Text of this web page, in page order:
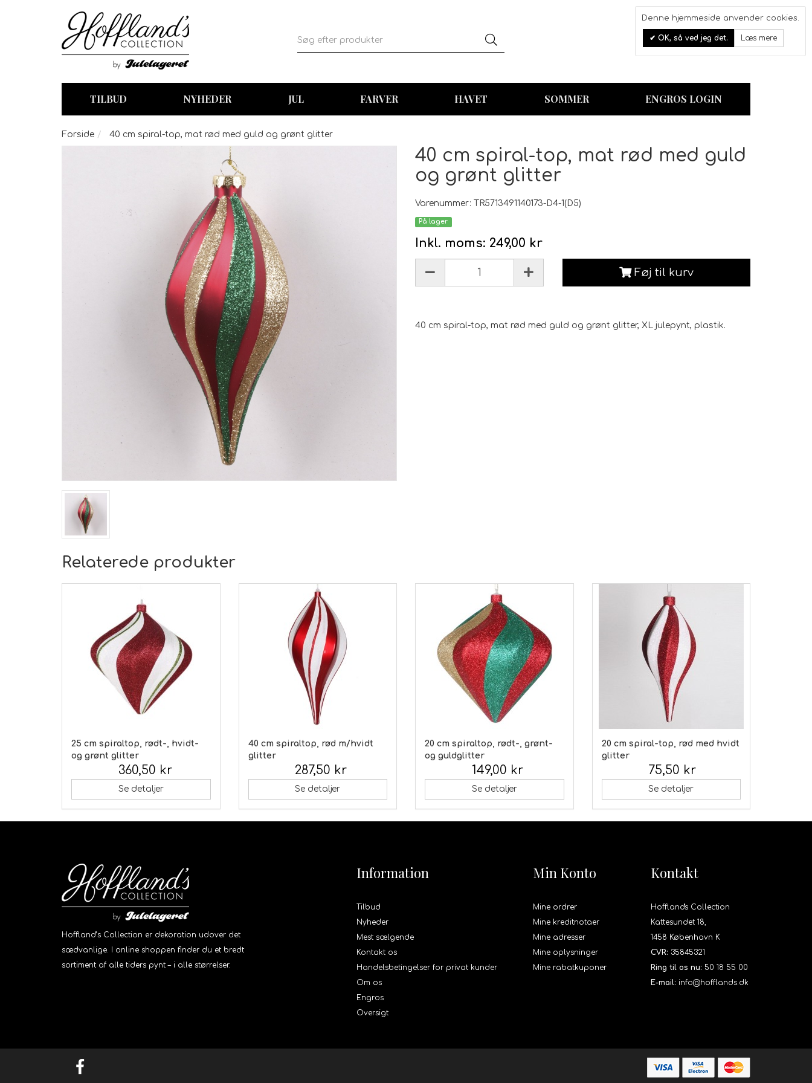
0
TILBUD NYHEDER JUL FARVER HAVET SOMMER ENGROS LOGIN
Forside 40 cm spiral-top, mat rød med guld og grønt glitter
40 cm spiral-top, mat rød med guld
og grønt glitter
Varenummer: TR5713491140173-D4-1(D5)
På lager
Inkl. moms: 249,00 kr
Føj til kurv
40 cm spiral-top, mat rød med guld og grønt glitter, XL julepynt, plastik.
Relaterede produkter
25 cm spiraltop, rødt-, hvidt-
og grønt glitter
360,50 kr
Se detaljer
40 cm spiraltop, rød m/hvidt
glitter
287,50 kr
Se detaljer
20 cm spiraltop, rødt-, grønt-
og guldglitter
149,00 kr
Se detaljer
20 cm spiral-top, rød med hvidt
glitter
75,50 kr
Se detaljer
Hoffland’s Collection er dekoration udover det
sædvanlige. I online shoppen finder du et bredt
sortiment af alle tiders pynt – i alle størrelser.
Information
Tilbud
Nyheder
Mest sælgende
Kontakt os
Handelsbetingelser for privat kunder
Om os
Engros
Oversigt
Min Konto
Mine ordrer
Mine kreditnotaer
Mine adresser
Mine oplysninger
Mine rabatkuponer
Kontakt
Hoffland's Collection
Kattesundet 18,
1458 København K
CVR: 35845321
Ring til os nu: 50 18 55 00
E-mail: info@hofflands.dk
Denne hjemmeside anvender cookies.
OK, så ved jeg det. Læs mere